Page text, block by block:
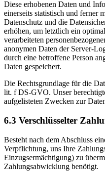
Diese erhobenen Daten und
einerseits statistisch und ferner
Datenschutz und die
erhöhen, um letztlich ein
verarbeiteten
anonymen Daten der Server-
durch eine betroffene Person
Daten gespeichert.
Die Rechtsgrundlage für die
lit. f DS-GVO. Unser
aufgelisteten Zwecken zur
6.3 Verschlüsselter
Besteht nach dem Abschluss
Verpflichtung, uns Ihre
Einzugsermächtigung) zu
Zahlungsabwicklung benötigt.